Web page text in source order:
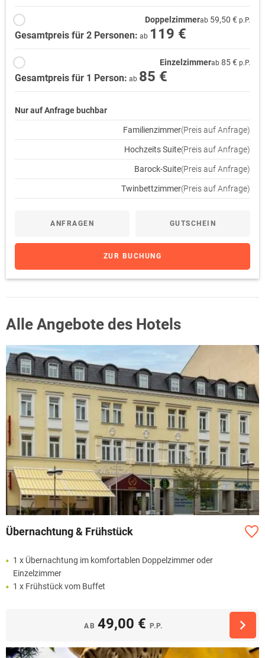
Doppelzimmerab 59,50 € p.P.
Gesamtpreis für 2 Personen: ab 119 €
Einzelzimmerab 85 € p.P.
Gesamtpreis für 1 Person: ab 85 €
Nur auf Anfrage buchbar
Familienzimmer(Preis auf Anfrage)
Hochzeits Suite(Preis auf Anfrage)
Barock-Suite(Preis auf Anfrage)
Twinbettzimmer(Preis auf Anfrage)
ANFRAGEN GUTSCHEIN
ZUR BUCHUNG
Alle Angebote des Hotels
Übernachtung & Frühstück
1 x Übernachtung im komfortablen Doppelzimmer oder
Einzelzimmer
1 x Frühstück vom Buffet
AB 49,00 € P.P.